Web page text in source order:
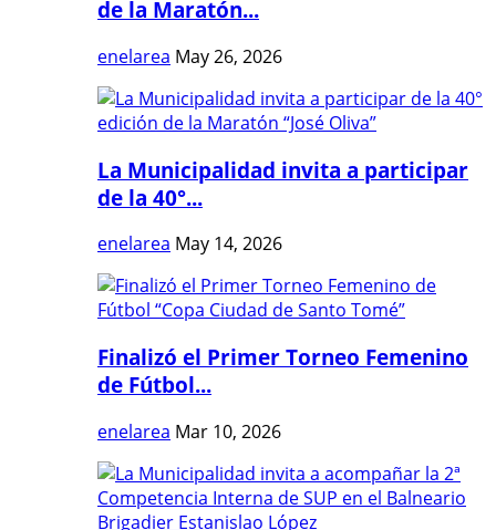
de la Maratón...
enelarea May 26, 2026
La Municipalidad invita a participar
de la 40°...
enelarea May 14, 2026
Finalizó el Primer Torneo Femenino
de Fútbol...
enelarea Mar 10, 2026